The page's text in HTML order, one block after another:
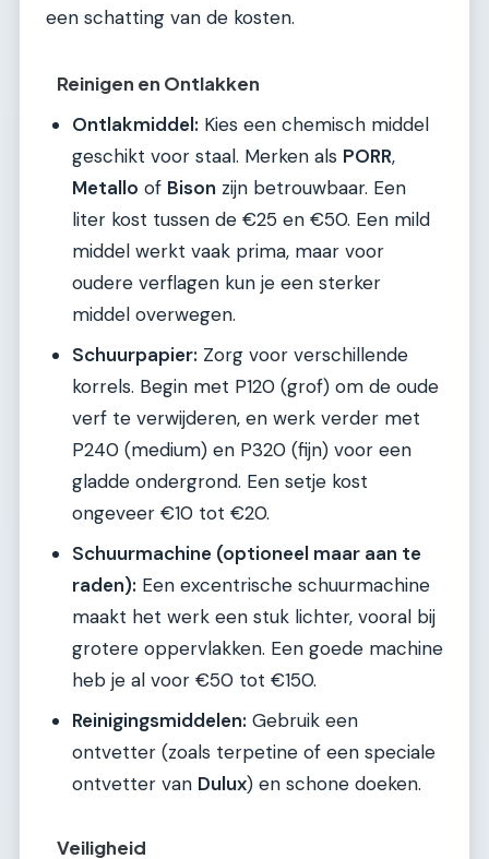
een schatting van de kosten.
Reinigen en Ontlakken
Ontlakmiddel: Kies een chemisch middel
geschikt voor staal. Merken als PORR,
Metallo of Bison zijn betrouwbaar. Een
liter kost tussen de €25 en €50. Een mild
middel werkt vaak prima, maar voor
oudere verflagen kun je een sterker
middel overwegen.
Schuurpapier: Zorg voor verschillende
korrels. Begin met P120 (grof) om de oude
verf te verwijderen, en werk verder met
P240 (medium) en P320 (fijn) voor een
gladde ondergrond. Een setje kost
ongeveer €10 tot €20.
Schuurmachine (optioneel maar aan te
raden): Een excentrische schuurmachine
maakt het werk een stuk lichter, vooral bij
grotere oppervlakken. Een goede machine
heb je al voor €50 tot €150.
Reinigingsmiddelen: Gebruik een
ontvetter (zoals terpetine of een speciale
ontvetter van Dulux) en schone doeken.
Veiligheid